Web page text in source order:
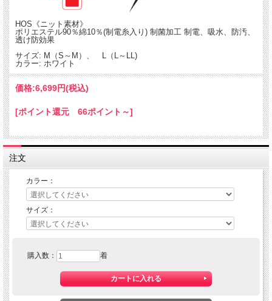
HOS《ニット素材》
ポリエステル90％綿10％(制電糸入り) 制菌加工 制電、吸水、防汚、
透け防効果
サイズ: M（S～M）、 L（L～LL)
カラー: ホワイト
価格:6,699円(税込)
[ポイント還元 66ポイント～]
注文
カラー：
サイズ：
購入数： 着